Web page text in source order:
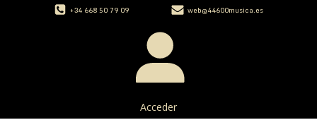
+34 668 50 79 09 web@44600musica.es
Acceder